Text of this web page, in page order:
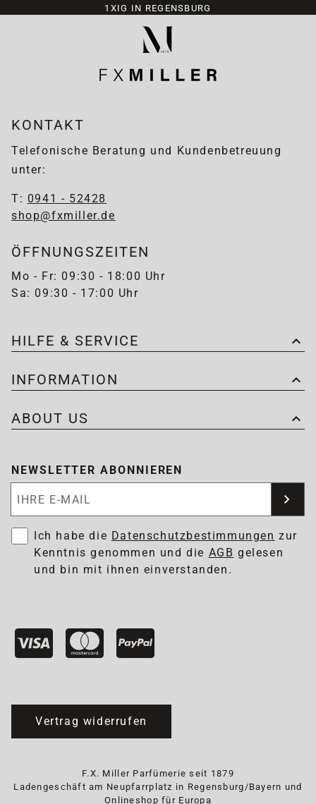
1XIG IN REGENSBURG
KONTAKT
Telefonische Beratung und Kundenbetreuung
unter:
T: 0941 - 52428
shop@fxmiller.de
ÖFFNUNGSZEITEN
Mo - Fr: 09:30 - 18:00 Uhr
Sa: 09:30 - 17:00 Uhr
HILFE & SERVICE
INFORMATION
ABOUT US
NEWSLETTER ABONNIEREN
Ich habe die Datenschutzbestimmungen zur
Kenntnis genommen und die AGB gelesen
und bin mit ihnen einverstanden.
Vertrag widerrufen
F.X. Miller Parfümerie seit 1879
Ladengeschäft am Neupfarrplatz in Regensburg/Bayern und
Onlineshop für Europa